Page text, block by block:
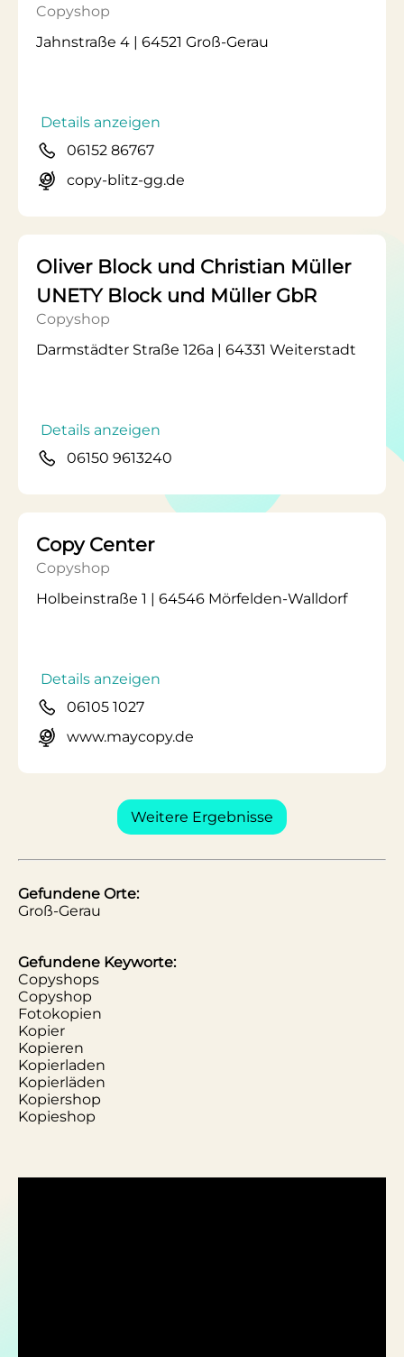
Copyshop
Jahnstraße 4 | 64521 Groß-Gerau
Details anzeigen
06152 86767
copy-blitz-gg.de
Oliver Block und Christian Müller
UNETY Block und Müller GbR
Copyshop
Darmstädter Straße 126a | 64331 Weiterstadt
Details anzeigen
06150 9613240
Copy Center
Copyshop
Holbeinstraße 1 | 64546 Mörfelden-Walldorf
Details anzeigen
06105 1027
www.maycopy.de
Weitere Ergebnisse
Gefundene Orte:
Groß-Gerau
Gefundene Keyworte:
Copyshops
Copyshop
Fotokopien
Kopier
Kopieren
Kopierladen
Kopierläden
Kopiershop
Kopieshop